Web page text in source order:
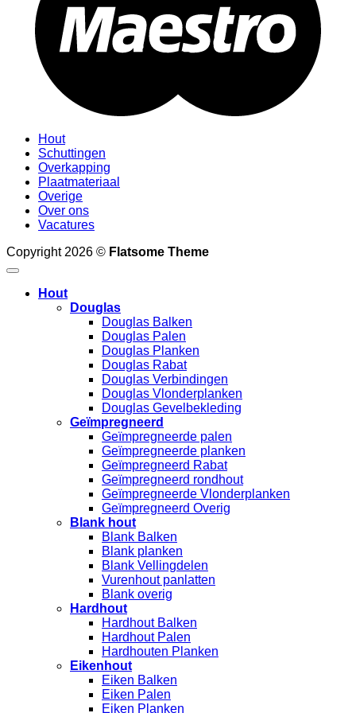
Hout
Schuttingen
Overkapping
Plaatmateriaal
Overige
Over ons
Vacatures
Copyright 2026 © Flatsome Theme
Hout
Douglas
Douglas Balken
Douglas Palen
Douglas Planken
Douglas Rabat
Douglas Verbindingen
Douglas Vlonderplanken
Douglas Gevelbekleding
Geïmpregneerd
Geïmpregneerde palen
Geïmpregneerde planken
Geïmpregneerd Rabat
Geïmpregneerd rondhout
Geïmpregneerde Vlonderplanken
Geïmpregneerd Overig
Blank hout
Blank Balken
Blank planken
Blank Vellingdelen
Vurenhout panlatten
Blank overig
Hardhout
Hardhout Balken
Hardhout Palen
Hardhouten Planken
Eikenhout
Eiken Balken
Eiken Palen
Eiken Planken